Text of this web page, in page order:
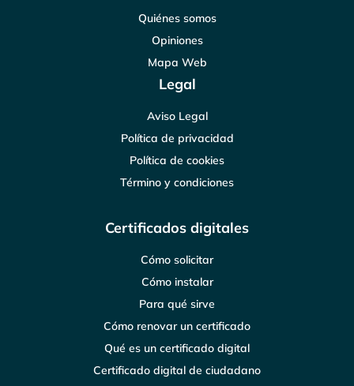
Quiénes somos
Opiniones
Mapa Web
Legal
Aviso Legal
Política de privacidad
Política de cookies
Término y condiciones
Certificados digitales
Cómo solicitar
Cómo instalar
Para qué sirve
Cómo renovar un certificado
Qué es un certificado digital
Certificado digital de ciudadano